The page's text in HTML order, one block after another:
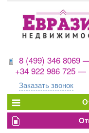
8 (499) 346 8069
+34 922 986 725 —
Заказать звонок